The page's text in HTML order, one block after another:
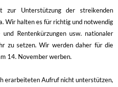
zur Unterstützung der streikenden
Wir halten es für richtig und notwendig
Rentenkürzungen usw. nationaler
zu setzen. Wir werden daher für die
14. November werben.
erarbeiteten Aufruf nicht unterstützen,